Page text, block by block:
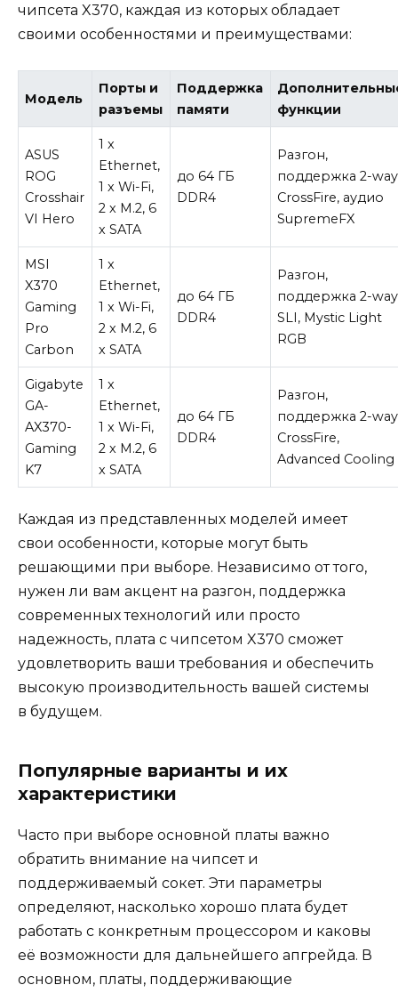
чипсета X370, каждая из которых обладает
своими особенностями и преимуществами:
Модель
Порты и
разъемы
Поддержка
памяти
функции
ASUS
ROG
Crosshair
VI Hero
1 x
Ethernet,
1 x Wi-Fi,
2 x M.2, 6
x SATA
до 64 ГБ
DDR4
Разгон,
поддержка 2-way
CrossFire, аудио
SupremeFX
MSI
X370
Gaming
Pro
Carbon
1 x
Ethernet,
1 x Wi-Fi,
2 x M.2, 6
x SATA
до 64 ГБ
DDR4
Разгон,
поддержка 2-way
SLI, Mystic Light
RGB
Gigabyte
GA-
AX370-
Gaming
K7
1 x
Ethernet,
1 x Wi-Fi,
2 x M.2, 6
x SATA
до 64 ГБ
DDR4
Разгон,
поддержка 2-way
CrossFire,
Advanced Cooling
Каждая из представленных моделей имеет
свои особенности, которые могут быть
решающими при выборе. Независимо от того,
нужен ли вам акцент на разгон, поддержка
современных технологий или просто
надежность, плата с чипсетом X370 сможет
удовлетворить ваши требования и обеспечить
высокую производительность вашей системы
в будущем.
Популярные варианты и их
характеристики
Часто при выборе основной платы важно
обратить внимание на чипсет и
поддерживаемый сокет. Эти параметры
определяют, насколько хорошо плата будет
работать с конкретным процессором и каковы
её возможности для дальнейшего апгрейда. В
основном, платы, поддерживающие